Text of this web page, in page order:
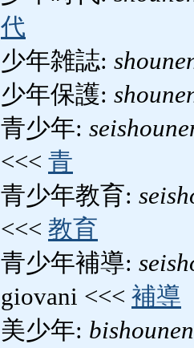
代
少年雑誌:
少年保護:
青少年:
<<< 青
青少年教育:
<<< 教育
青少年補導:
giovani <<< 補導
美少年: bishounen